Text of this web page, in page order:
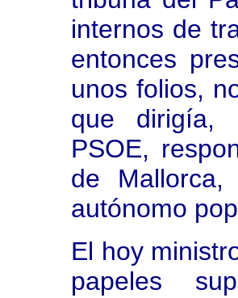
internos de
entonces
unos folios,
que dirigía,
PSOE,
de Mallorca,
autónomo
El hoy
papeles